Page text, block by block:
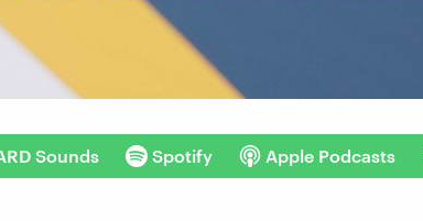
Sounds Spotify Apple Podcasts